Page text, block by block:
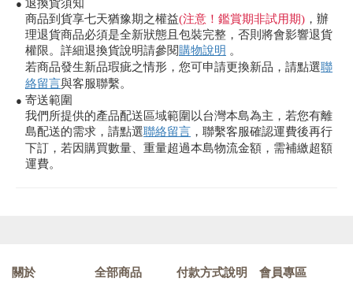
● 退換貨須知
商品到貨享七天猶豫期之權益(注意！鑑賞期非試用期) ，辦
理退貨商品必須是全新狀態且包裝完整，否則將會影響退貨
權限。詳細退換貨說明請參閱購物說明 。
若商品發生新品瑕疵之情形，您可申請更換新品，請點選聯
絡留言與客服聯繫。
● 寄送範圍
我們所提供的產品配送區域範圍以台灣本島為主，若您有離
島配送的需求，請點選聯絡留言 ，聯繫客服確認運費後再行
下訂，若因購買數量、重量超過本島物流金額，需補繳超額
運費。
關於
全部商品
付款方式說明
會員專區